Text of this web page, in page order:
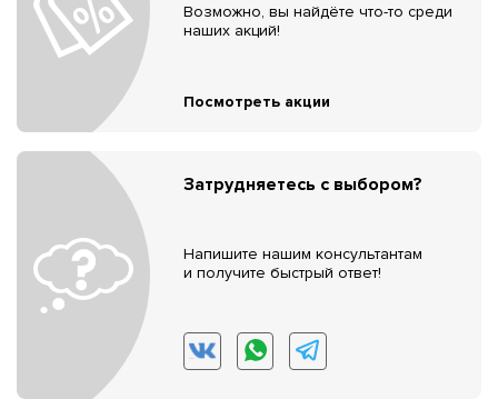
Возможно, вы найдёте что-то среди
наших акций!
Посмотреть акции
Затрудняетесь с выбором?
Напишите нашим консультантам
и получите быстрый ответ!